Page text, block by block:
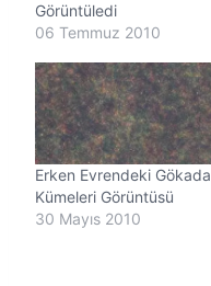
Görüntüledi
06 Temmuz 2010
Erken Evrendeki Gökada
Kümeleri Görüntüsü
30 Mayıs 2010